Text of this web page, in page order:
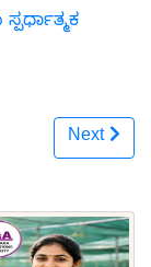
Next